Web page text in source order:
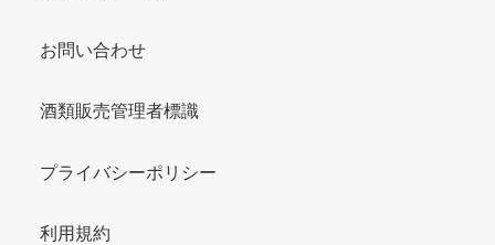
お問い合わせ
酒類販売管理者標識
プライバシーポリシー
利用規約